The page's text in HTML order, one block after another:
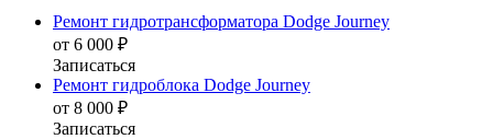
Ремонт гидротрансформатора Dodge Journey
от 6 000 ₽
Записаться
Ремонт гидроблока Dodge Journey
от 8 000 ₽
Записаться